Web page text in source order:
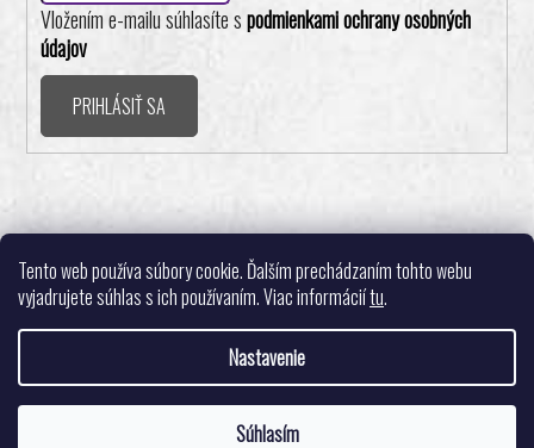
Tento web používa súbory cookie. Ďalším prechádzaním tohto webu
vyjadrujete súhlas s ich používaním. Viac informáciítu.
Nastavenie
Súhlasím
Vložením e-mailu súhlasíte spodmienkami ochrany osobných
údajov
PRIHLÁSIŤ SA
Realizovalo štúdio ADATELIER
Vytvoril Shoptet
Pingpongshop.sk - Športové potreby